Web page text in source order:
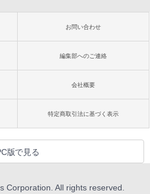
お問い合わせ
編集部へのご連絡
会社概要
特定商取引法に基づく表示
版で見る
Corporation. All rights reserved.